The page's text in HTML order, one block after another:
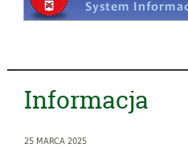
Informacja
25 MARCA 2025